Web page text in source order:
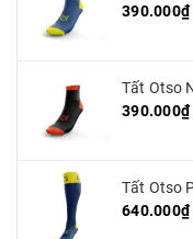
390.000₫
Tất Otso
390.000₫
640.000₫